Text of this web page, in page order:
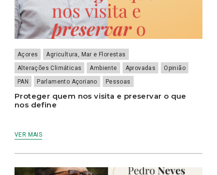
Açores
Agricultura, Mar e Florestas
Alterações Climáticas
Ambiente Aprovadas
Opinião
PAN
Parlamento Açoriano Pessoas
Proteger quem nos visita e preservar o que
nos define
VER MAIS